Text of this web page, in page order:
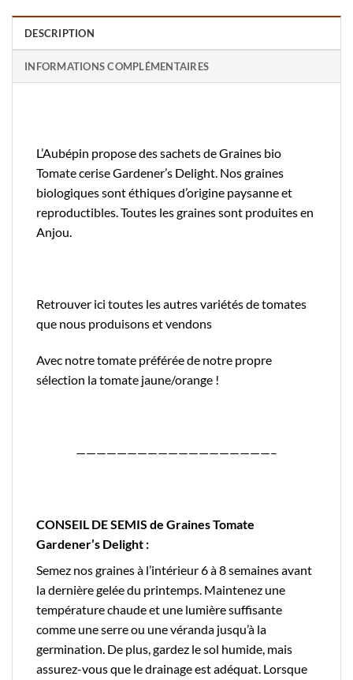
DESCRIPTION
INFORMATIONS COMPLÉMENTAIRES
L’Aubépin propose des sachets de Graines bio
Tomate cerise Gardener’s Delight. Nos graines
biologiques sont éthiques d’origine paysanne et
reproductibles. Toutes les graines sont produites en
Anjou.
Retrouver ici toutes les autres variétés de tomates
que nous produisons et vendons
Avec notre tomate préférée de notre propre
sélection latomate jaune/orange !
———————————————————–
CONSEIL DE SEMIS de Graines Tomate
Gardener’s Delight :
Semez nos graines à l’intérieur 6 à 8 semaines avant
la dernière gelée du printemps. Maintenez une
température chaude et une lumière suffisante
comme une serre ou une véranda jusqu’à la
germination. De plus, gardez le sol humide, mais
assurez-vous que le drainage est adéquat. Lorsque